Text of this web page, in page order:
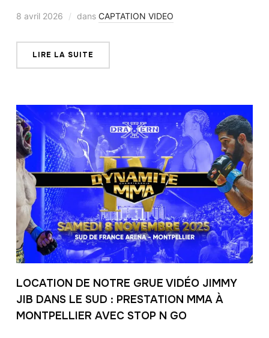
8 avril 2026 dans CAPTATION VIDEO
LIRE LA SUITE
LOCATION DE NOTRE GRUE VIDÉO JIMMY
JIB DANS LE SUD : PRESTATION MMA À
MONTPELLIER AVEC STOP N GO